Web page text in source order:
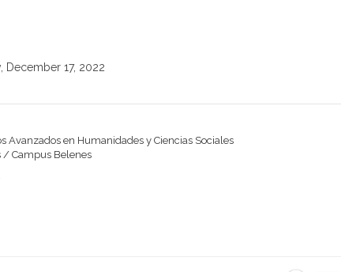
December 17, 2022
Avanzados en Humanidades y Ciencias Sociales
/ Campus Belenes